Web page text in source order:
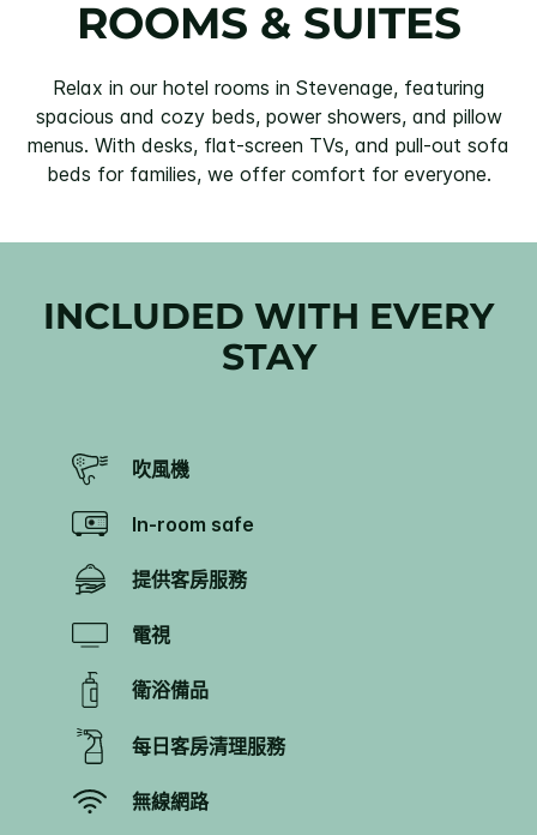
ROOMS & SUITES
Relax in our hotel rooms in Stevenage, featuring
spacious and cozy beds, power showers, and pillow
menus. With desks, flat-screen TVs, and pull-out sofa
beds for families, we offer comfort for everyone.
INCLUDED WITH EVERY
STAY
吹風機
In-room safe
提供客房服務
電視
衛浴備品
每日客房清理服務
無線網路